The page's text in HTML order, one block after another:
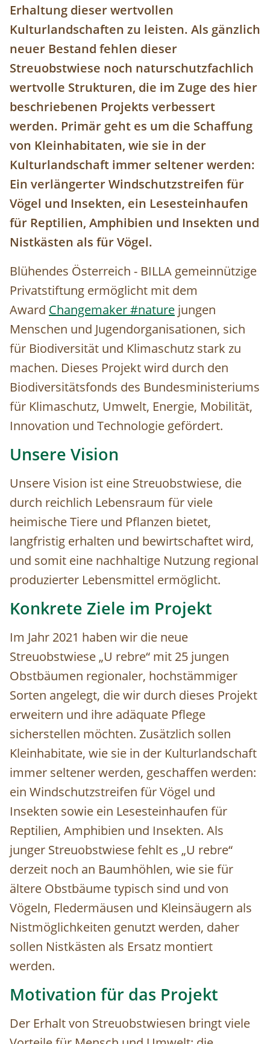
Erhaltung dieser wertvollen
Kulturlandschaften zu leisten. Als gänzlich
neuer Bestand fehlen dieser
Streuobstwiese noch naturschutzfachlich
wertvolle Strukturen, die im Zuge des hier
beschriebenen Projekts verbessert
werden. Primär geht es um die Schaffung
von Kleinhabitaten, wie sie in der
Kulturlandschaft immer seltener werden:
Ein verlängerter Windschutzstreifen für
Vögel und Insekten, ein Lesesteinhaufen
für Reptilien, Amphibien und Insekten und
Nistkästen als für Vögel.
Blühendes Österreich - BILLA gemeinnützige
Privatstiftung ermöglicht mit dem
Award Changemaker #nature jungen
Menschen und Jugendorganisationen, sich
für Biodiversität und Klimaschutz stark zu
machen. Dieses Projekt wird durch den
Biodiversitätsfonds des Bundesministeriums
für Klimaschutz, Umwelt, Energie, Mobilität,
Innovation und Technologie gefördert.
Unsere Vision
Unsere Vision ist eine Streuobstwiese, die
durch reichlich Lebensraum für viele
heimische Tiere und Pflanzen bietet,
langfristig erhalten und bewirtschaftet wird,
und somit eine nachhaltige Nutzung regional
produzierter Lebensmittel ermöglicht.
Konkrete Ziele im Projekt
Im Jahr 2021 haben wir die neue
Streuobstwiese „U rebre“ mit 25 jungen
Obstbäumen regionaler, hochstämmiger
Sorten angelegt, die wir durch dieses Projekt
erweitern und ihre adäquate Pflege
sicherstellen möchten. Zusätzlich sollen
Kleinhabitate, wie sie in der Kulturlandschaft
immer seltener werden, geschaffen werden:
ein Windschutzstreifen für Vögel und
Insekten sowie ein Lesesteinhaufen für
Reptilien, Amphibien und Insekten. Als
junger Streuobstwiese fehlt es „U rebre“
derzeit noch an Baumhöhlen, wie sie für
ältere Obstbäume typisch sind und von
Vögeln, Fledermäusen und Kleinsäugern als
Nistmöglichkeiten genutzt werden, daher
sollen Nistkästen als Ersatz montiert
werden.
Motivation für das Projekt
Der Erhalt von Streuobstwiesen bringt viele